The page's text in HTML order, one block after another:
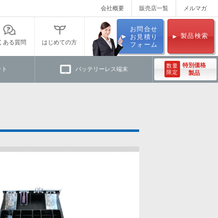
会社概要 販売店一覧 メルマガ
ある質問 はじめての方
お問合せ
お見積り
フォーム
製品検索
バッテリーレス端末
数量
限定
特別価格
製品